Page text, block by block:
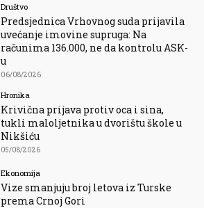
Društvo
Predsjednica Vrhovnog suda prijavila
uvećanje imovine supruga: Na
računima 136.000, ne da kontrolu ASK-
u
06/08/2026
Hronika
Krivična prijava protiv oca i sina,
tukli maloljetnika u dvorištu škole u
Nikšiću
05/08/2026
Ekonomija
Vize smanjuju broj letova iz Turske
prema Crnoj Gori